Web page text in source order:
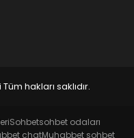
hakları saklıdır.
Sohbetsohbet odaları
chatMuhabbet sohbet